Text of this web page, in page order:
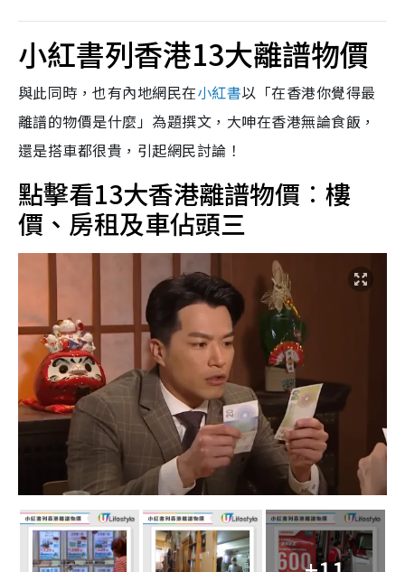
小紅書列香港13大離譜物價
與此同時，也有內地網民在小紅書以「在香港你覺得最
離譜的物價是什麼」為題撰文，大呻在香港無論食飯，
還是搭車都很貴，引起網民討論！
點擊看13大香港離譜物價︰樓
價、房租及車佔頭三